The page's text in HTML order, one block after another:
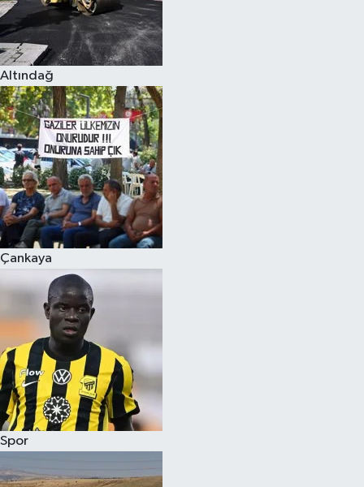
Altındağ
Çankaya
Spor